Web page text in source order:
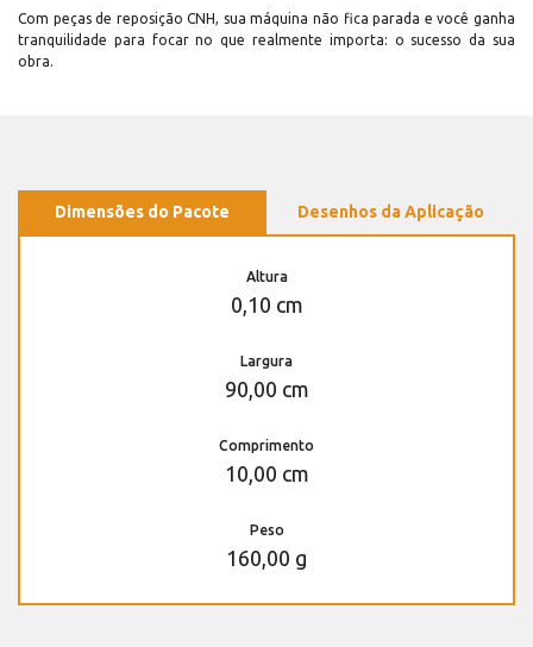
Com peças de reposição CNH, sua máquina não fica parada e você ganha
tranquilidade para focar no que realmente importa: o sucesso da sua
obra.
Dimensões do Pacote Desenhos da Aplicação
Altura
0,10 cm
Largura
90,00 cm
Comprimento
10,00 cm
Peso
160,00 g